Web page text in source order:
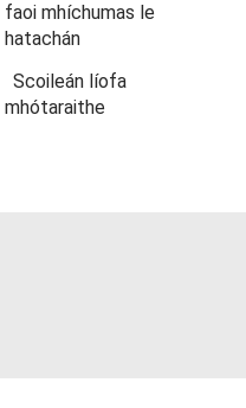
faoi mhíchumas le
hatachán
Scoileán líofa
mhótaraithe